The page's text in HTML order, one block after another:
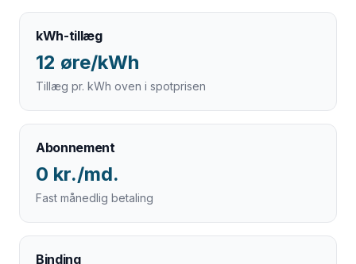
kWh-tillæg
12 øre/kWh
Tillæg pr. kWh oven i spotprisen
Abonnement
0 kr./md.
Fast månedlig betaling
Binding